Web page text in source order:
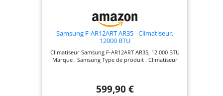
Samsung F-AR12ART AR35 - Climatiseur,
12000 BTU
Climatiseur Samsung F-AR12ART AR35, 12 000 BTU
Marque : Samsung Type de produit : Climatiseur
599,90 €